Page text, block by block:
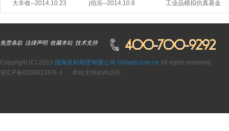
大丰收--2014.10.23 j伯乐--2014.10.8 工业品模拟仿真基金
免责条款 法律声明 收藏本站 技术支持
Copyright (C) 2013 国海良时期货有限公司 Ghlsqh.com.cn All rights reserved.
浙ICP备05008236号-1 本站支持ipv6访问